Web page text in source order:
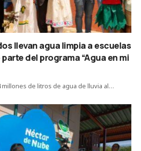
llevan agua limpia a escuelas
del programa “Agua en mi
millones de litros de agua de lluvia al…